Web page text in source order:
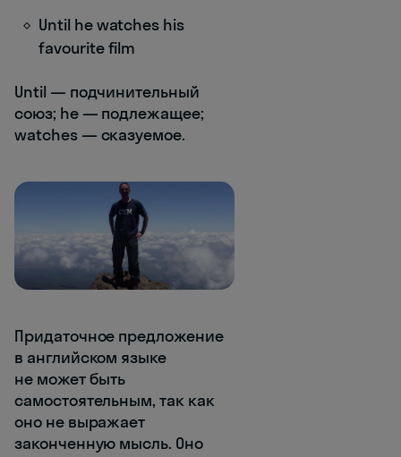
Until he watches his
favourite film
Until — подчинительный
союз; he — подлежащее;
watches — сказуемое.
Придаточное предложение
в английском языке
не может быть
самостоятельным, так как
оно не выражает
законченную мысль. Оно